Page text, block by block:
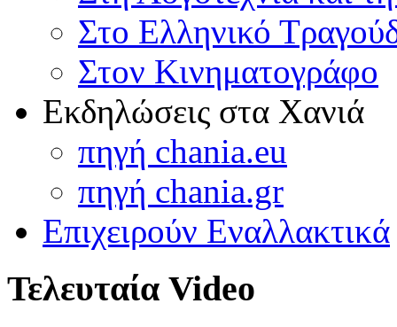
Στο Ελληνικό
Στον Κινηματογράφο
Εκδηλώσεις στα Χανιά
πηγή chania.eu
πηγή chania.gr
Επιχειρούν Εναλλακτικά
Τελευταία Video